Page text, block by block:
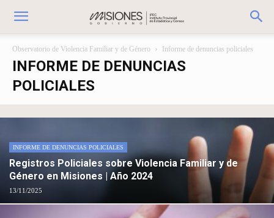
Observatorio de Violencia Familiar y de Género Informe de denuncias policiales
INFORME DE DENUNCIAS
POLICIALES
INFORME DE DENUNCIAS POLICIALES
Registros Policiales sobre Violencia Familiar y de
Género en Misiones | Año 2024
13/11/2025